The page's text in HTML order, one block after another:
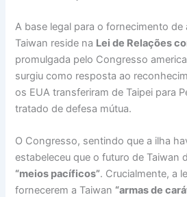
A base legal para o fornecimento de
Taiwan reside na Lei de Relações
promulgada pelo Congresso
surgiu como resposta ao
os EUA transferiram de Taipei para
tratado de defesa mútua.
O Congresso, sentindo que a ilha
estabeleceu que o futuro de Taiwan
“meios pacíficos”. Crucialmente, a
fornecerem a Taiwan “armas de